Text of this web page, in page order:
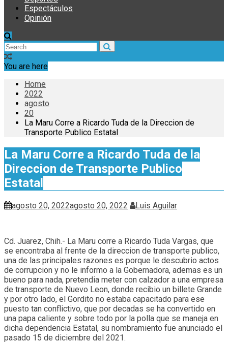
Espectáculos
Opinión
You are here
Home
2022
agosto
20
La Maru Corre a Ricardo Tuda de la Direccion de
Transporte Publico Estatal
La Maru Corre a Ricardo Tuda de la
Direccion de Transporte Publico
Estatal
agosto 20, 2022agosto 20, 2022 Luis Aguilar
Cd. Juarez, Chih.- La Maru corre a Ricardo Tuda Vargas, que
se encontraba al frente de la direccion de transporte publico,
una de las principales razones es porque le descubrio actos
de corrupcion y no le informo a la Gobernadora, ademas es un
bueno para nada, pretendia meter con calzador a una empresa
de transporte de Nuevo Leon, donde recibio un billete Grande
y por otro lado, el Gordito no estaba capacitado para ese
puesto tan conflictivo, que por decadas se ha convertido en
una papa caliente y sobre todo por la polla que se maneja en
dicha dependencia Estatal, su nombramiento fue anunciado el
pasado 15 de diciembre del 2021.